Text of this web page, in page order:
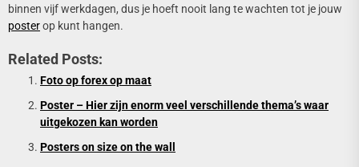
binnen vijf werkdagen, dus je hoeft nooit lang te wachten tot je jouw
posterop kunt hangen.
Related Posts:
Foto op forex op maat
Poster – Hier zijn enorm veel verschillende thema’s waar
uitgekozen kan worden
Posters on size on the wall